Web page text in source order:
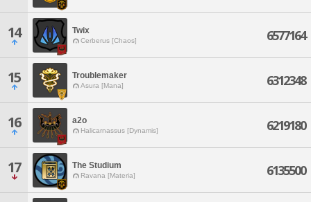
14 Twix
Cerberus [Chaos] 6577164
15 Troublemaker
Asura [Mana] 6312348
16 a2o
Halicarnassus [Dynamis] 6219180
17 The Studium
Ravana [Materia] 6135500